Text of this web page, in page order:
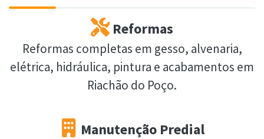
Reformas
Reformas completas em gesso, alvenaria,
elétrica, hidráulica, pintura e acabamentos em
Riachão do Poço.
Manutenção Predial